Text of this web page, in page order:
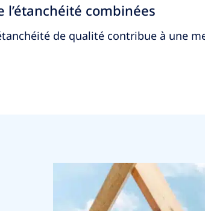
l’étanchéité combinées
de qualité contribue à une